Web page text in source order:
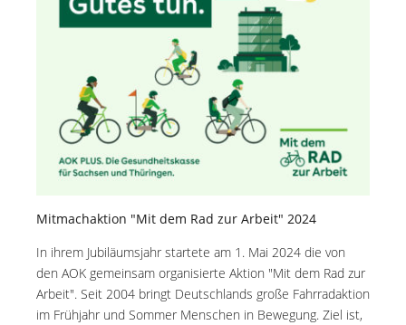
Mitmachaktion "Mit dem Rad zur Arbeit" 2024
In ihrem Jubiläumsjahr startete am 1. Mai 2024 die von
den AOK gemeinsam organisierte Aktion "Mit dem Rad zur
Arbeit". Seit 2004 bringt Deutschlands große Fahrradaktion
im Frühjahr und Sommer Menschen in Bewegung. Ziel ist,